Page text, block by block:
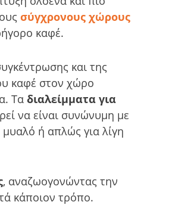
σύγχρονους χώρους
καφέ.
και της
καφέ στον χώρο
Τα διαλείμματα για
να είναι συνώνυμη με
ή απλώς για λίγη
, αναζωογονώντας την
κάποιον τρόπο.